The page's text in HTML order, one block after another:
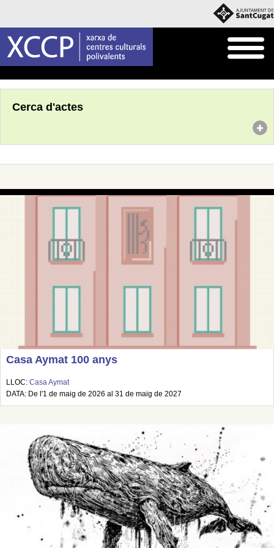
Cerca d'actes
Casa Aymat 100 anys
LLOC: Casa Aymat
DATA: De l'1 de maig de 2026 al 31 de maig de 2027